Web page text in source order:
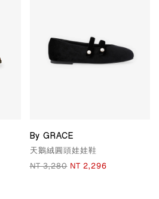
By GRACE
天鵝絨圓頭娃娃鞋
NT 3,280 NT 2,296